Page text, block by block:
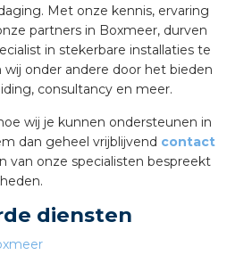
Met onze kennis, ervaring
partners in Boxmeer, durven
in stekerbare installaties te
onder andere door het bieden
consultancy en meer.
wij je kunnen ondersteunen in
dan geheel vrijblijvend contact
van onze specialisten bespreekt
diensten